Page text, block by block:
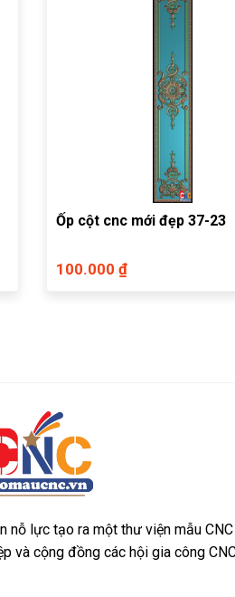
Ốp cột cnc mới đẹp 37-23
100.000 ₫
nỗ lực tạo ra một thư viện mẫu
và cộng đồng các hội gia công